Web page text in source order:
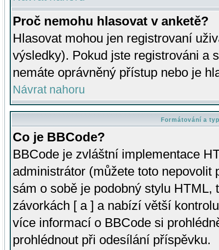
Proč nemohu hlasovat v anketě?
Hlasovat mohou jen registrovaní
výsledky). Pokud jste registrováni a
nemáte oprávněný přístup nebo je
Návrat nahoru
Formátování a
Co je BBCode?
BBCode je zvláštní implementace
administrátor (můžete toto
sám o sobě je podobný stylu HTML,
závorkách [ a ] a nabízí větší
více informací o BBCode si
prohlédnout při odesílání příspěvku.